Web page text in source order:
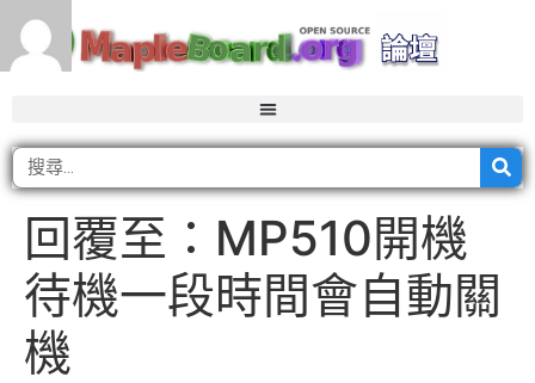
回覆至：MP510開機
待機一段時間會自動關
機